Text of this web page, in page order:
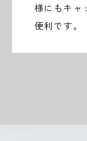
様にもキャ
便利です。